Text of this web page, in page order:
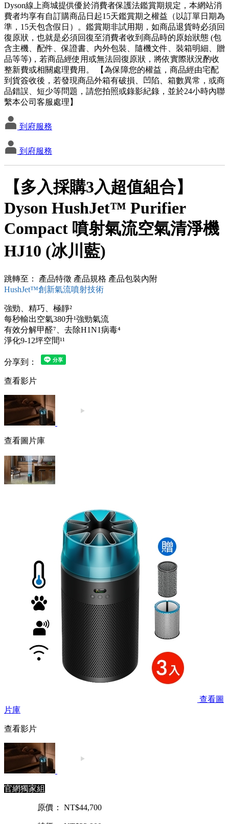
Dyson線上商城提供優於消費者保護法鑑賞期規定，本網站消
費者均享有自訂購商品日起15天鑑賞期之權益（以訂單日期為
準，15天包含假日）。鑑賞期非試用期，如商品退貨時必須回
復原狀，也就是必須回復至消費者收到商品時的原始狀態 (包
含主機、配件、保證書、內外包裝、隨機文件、裝箱明細、贈
品等等)，若商品經使用或無法回復原狀，將依實際狀況酌收
整新費或相關處理費用。 【為保障您的權益，商品經由宅配
到貨簽收後，若發現商品外箱有破損、凹陷、箱數異常，或商
品錯誤、短少等問題，請您拍照或錄影紀錄，並於24小時內聯
繫本公司客服處理】
到府服務
到府服務
【多入採購3入超值組合】
Dyson HushJet™ Purifier
Compact 噴射氣流空氣清淨機
HJ10 (冰川藍)
跳轉至： 產品特徵 產品規格 產品包裝內附
HushJet™創新氣流噴射技術
強勁、精巧、極靜²
每秒輸出空氣380升¹強勁氣流
有效分解甲醛⁷、去除H1N1病毒⁴
淨化9-12坪空間¹¹
分享到：
查看影片
查看圖片庫
查看圖
片庫
查看影片
官網獨家組
原價： NT$44,700